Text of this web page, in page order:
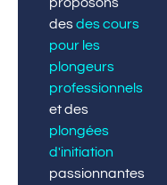
proposons
desdes cours
pour les
plongeurs
professionnels
et des
plongées
d'initiation
passionnantes